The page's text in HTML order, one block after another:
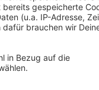
zum Thema: